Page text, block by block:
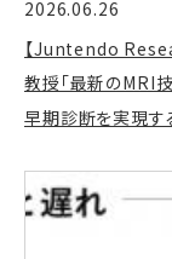
2026.06.26
【Juntendo
教授「最新のMRI
早期診断を実現す